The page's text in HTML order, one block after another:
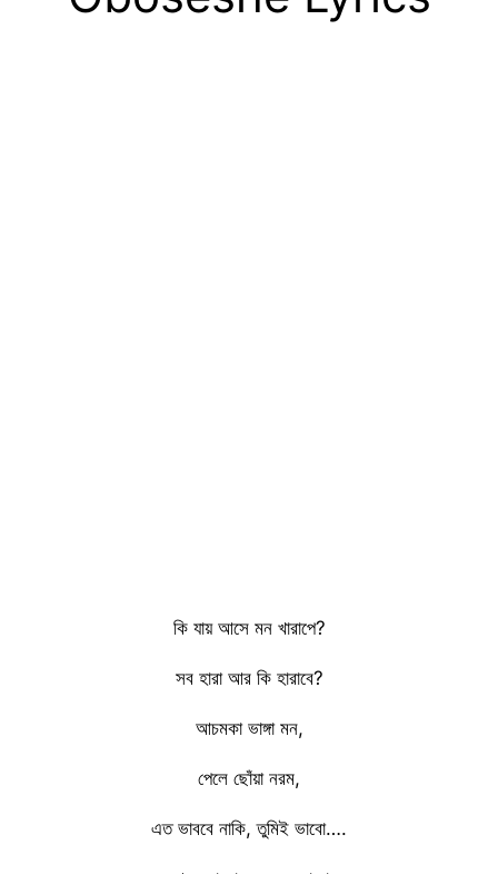
কি যায় আসে মন খারাপে?
সব হারা আর কি হারাবে?
আচমকা ভাঙ্গা মন,
পেলে ছোঁয়া নরম,
এত ভাববে নাকি, তুমিই ভাবো….